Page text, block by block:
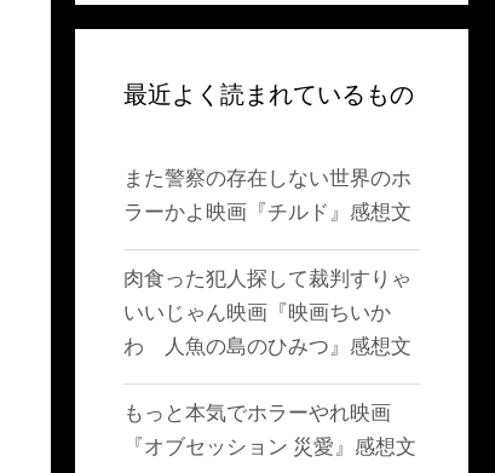
最近よく読まれているもの
また警察の存在しない世界のホ
ラーかよ映画『チルド』感想文
肉食った犯人探して裁判すりゃ
いいじゃん映画『映画ちいか
わ 人魚の島のひみつ』感想文
もっと本気でホラーやれ映画
『オブセッション 災愛』感想文